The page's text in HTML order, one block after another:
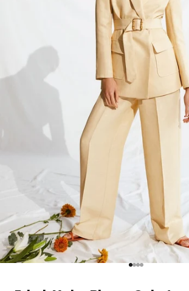
1 ögesine git
2 ögesine git
3 ögesine git
4 ögesine git